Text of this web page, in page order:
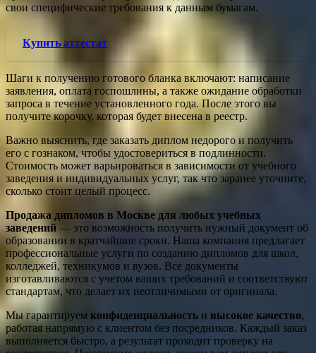
свои специфические требования к данным бумагам.
Купить аттестат
Шаги к получению готового бланка включают: написание
заявления, оплата госпошлины, а также ожидание обработки
запроса в течение установленного года. После этого вы
получите корочку, которая будет внесена в реестр.
Важно выяснить, где заказать диплом недорого и получить
его с гознаком, чтобы удостовериться в подлинности.
Стоимость может варьироваться в зависимости от учебного
заведения и индивидуальных услуг, так что заранее уточните,
сколько стоит целый процесс.
Продажа дипломов в Москве для любых учебных
заведений — это возможность получить нужный документ об
образовании в кратчайшие сроки. Наша компания предлагает
профессиональные услуги по созданию дипломов для школ,
колледжей, техникумов и вузов. Все документы
изготавливаются с учетом ваших требований и соответствуют
стандартам, что делает их неотличимыми от оригинала.
Мы гарантируем конфиденциальность и высокое качество,
работая напрямую с клиентом без посредников. Каждый заказ
выполняется быстро, а результат проходит проверку на